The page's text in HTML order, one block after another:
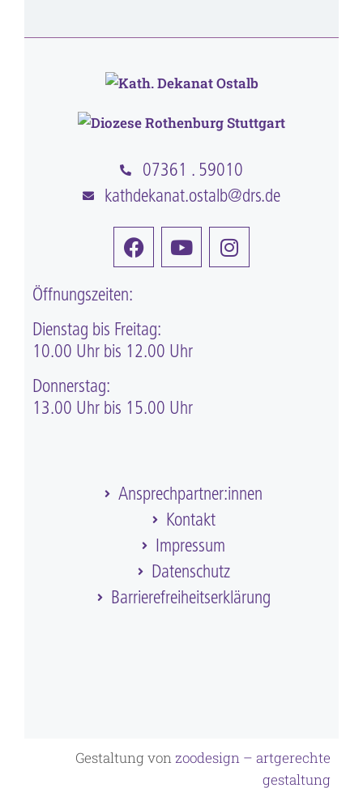
07361 . 59010
kathdekanat.ostalb@drs.de
Öffnungszeiten:
Dienstag bis Freitag:
10.00 Uhr bis 12.00 Uhr
Donnerstag:
13.00 Uhr bis 15.00 Uhr
Ansprechpartner:innen
Kontakt
Impressum
Datenschutz
Barriere­frei­heits­erklärung
Gestaltung von zoodesign – artgerechte
gestaltung